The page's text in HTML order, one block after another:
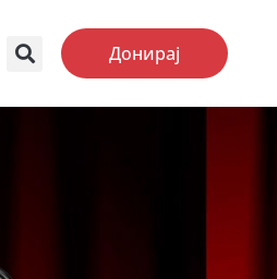
Донирај